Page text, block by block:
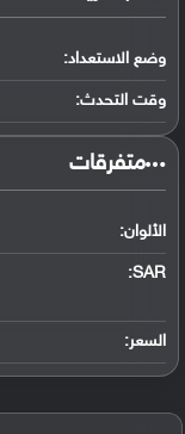
وضع الاستعداد:
وقت التحدث:
‏متفرقات‏
الألوان:
SAR
:
السعر: